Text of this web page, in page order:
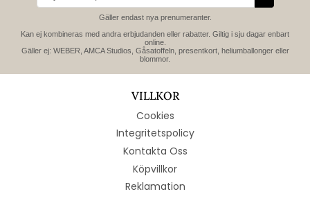
Gäller endast nya prenumeranter.
Kan ej kombineras med andra erbjudanden eller rabatter. Giltig i sju dagar enbart
online.
Gäller ej: WEBER, AMCA Studios, Gåsatoffeln, presentkort, heliumballonger eller
blommor.
VILLKOR
Cookies
Integritetspolicy
Kontakta Oss
Köpvillkor
Reklamation